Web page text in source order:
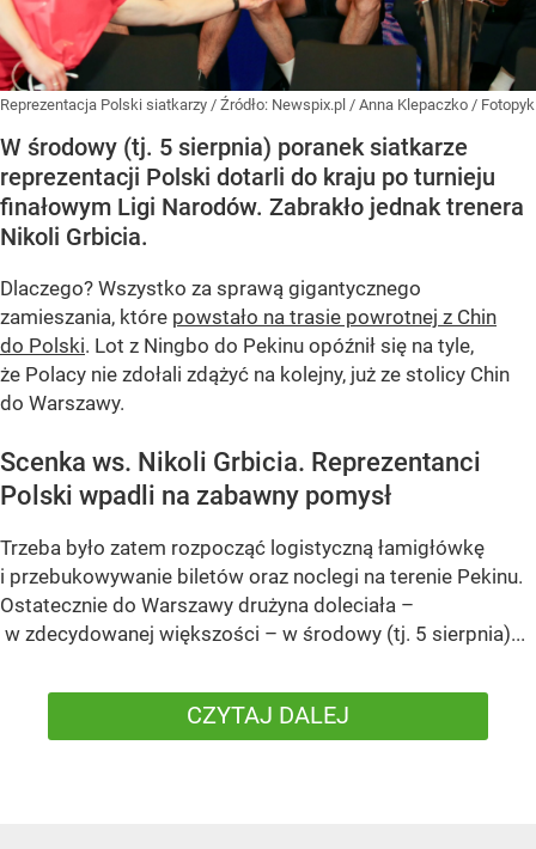
Reprezentacja Polski siatkarzy / Źródło: Newspix.pl / Anna Klepaczko / Fotopyk
W środowy (tj. 5 sierpnia) poranek siatkarze
reprezentacji Polski dotarli do kraju po turnieju
finałowym Ligi Narodów. Zabrakło jednak trenera
Nikoli Grbicia.
Dlaczego? Wszystko za sprawą gigantycznego
zamieszania, które powstało na trasie powrotnej z Chin
do Polski. Lot z Ningbo do Pekinu opóźnił się na tyle,
że Polacy nie zdołali zdążyć na kolejny, już ze stolicy Chin
do Warszawy.
Scenka ws. Nikoli Grbicia. Reprezentanci
Polski wpadli na zabawny pomysł
Trzeba było zatem rozpocząć logistyczną łamigłówkę
i przebukowywanie biletów oraz noclegi na terenie Pekinu.
Ostatecznie do Warszawy drużyna doleciała –
w zdecydowanej większości – w środowy (tj. 5 sierpnia)...
CZYTAJ DALEJ